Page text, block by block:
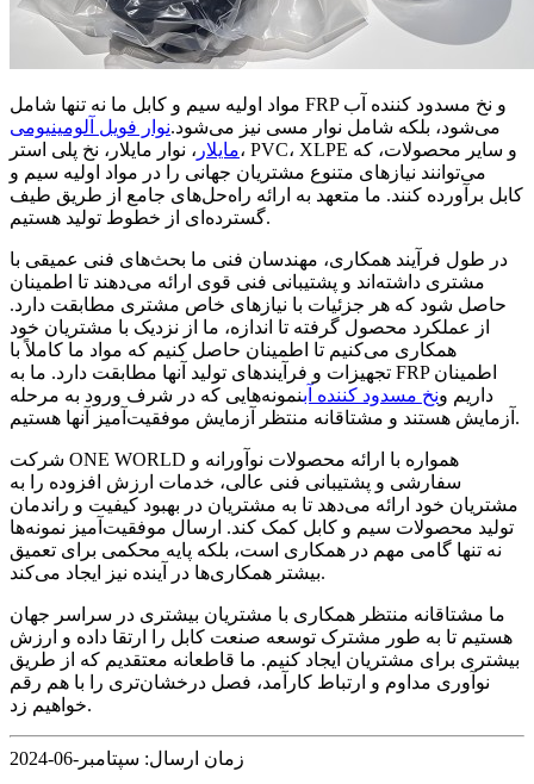
مواد اولیه سیم و کابل ما نه تنها شامل FRP و نخ مسدود کننده آب
می‌شود، بلکه شامل نوار مسی نیز می‌شود.نوار فویل آلومینیومی
مایلار ، نوار مایلار، نخ پلی استر، PVC، XLPE و سایر محصولات، که
می‌توانند نیازهای متنوع مشتریان جهانی را در مواد اولیه سیم و
کابل برآورده کنند. ما متعهد به ارائه راه‌حل‌های جامع از طریق طیف
گسترده‌ای از خطوط تولید هستیم.
در طول فرآیند همکاری، مهندسان فنی ما بحث‌های فنی عمیقی با
مشتری داشته‌اند و پشتیبانی فنی قوی ارائه می‌دهند تا اطمینان
حاصل شود که هر جزئیات با نیازهای خاص مشتری مطابقت دارد.
از عملکرد محصول گرفته تا اندازه، ما از نزدیک با مشتریان خود
همکاری می‌کنیم تا اطمینان حاصل کنیم که مواد ما کاملاً با
تجهیزات و فرآیندهای تولید آنها مطابقت دارد. ما به FRP اطمینان
داریم ونخ مسدود کننده آبنمونه‌هایی که در شرف ورود به مرحله
آزمایش هستند و مشتاقانه منتظر آزمایش موفقیت‌آمیز آنها هستیم.
شرکت ONE WORLD همواره با ارائه محصولات نوآورانه و
سفارشی و پشتیبانی فنی عالی، خدمات ارزش افزوده را به
مشتریان خود ارائه می‌دهد تا به مشتریان در بهبود کیفیت و راندمان
تولید محصولات سیم و کابل کمک کند. ارسال موفقیت‌آمیز نمونه‌ها
نه تنها گامی مهم در همکاری است، بلکه پایه محکمی برای تعمیق
بیشتر همکاری‌ها در آینده نیز ایجاد می‌کند.
ما مشتاقانه منتظر همکاری با مشتریان بیشتری در سراسر جهان
هستیم تا به طور مشترک توسعه صنعت کابل را ارتقا داده و ارزش
بیشتری برای مشتریان ایجاد کنیم. ما قاطعانه معتقدیم که از طریق
نوآوری مداوم و ارتباط کارآمد، فصل درخشان‌تری را با هم رقم
خواهیم زد.
زمان ارسال: سپتامبر-06-2024